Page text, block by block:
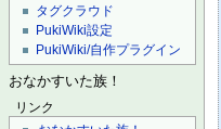
タグクラウド
PukiWiki設定
PukiWiki/自作プラグイン
おなかすいた族！
リンク